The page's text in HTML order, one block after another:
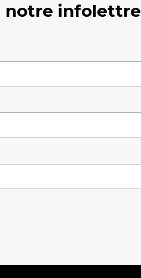
notre infolettre